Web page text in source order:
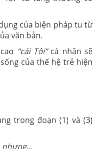
của biện pháp tu từ
văn bản.
“cái Tôi”cá nhân sẽ
của thế hệ trẻ hiện
trong đoạn (1) và (3)
nhưng…